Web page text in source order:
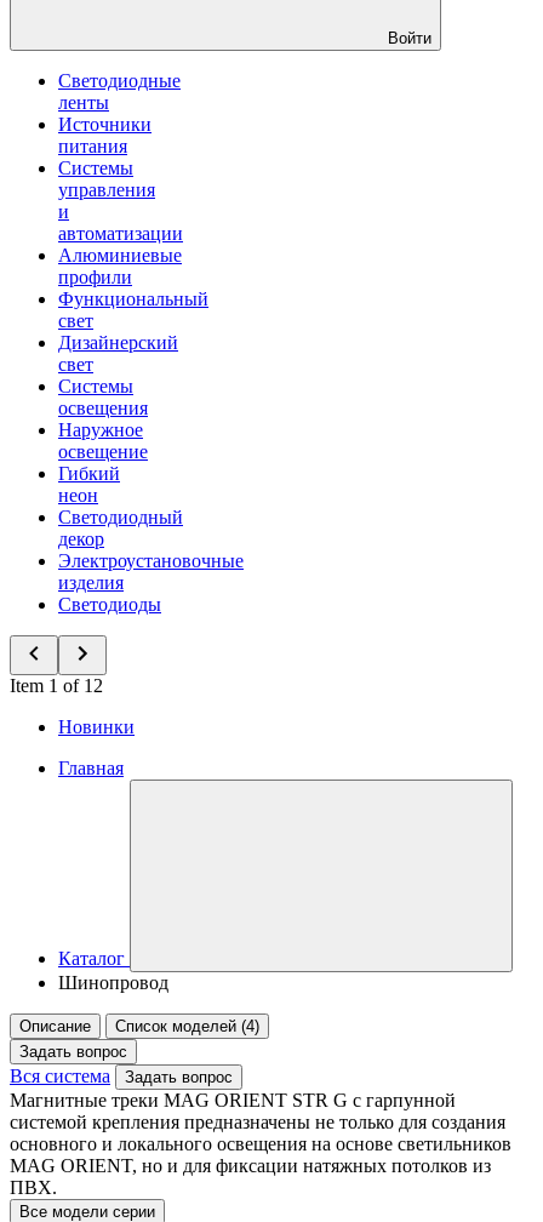
Войти
Светодиодные
ленты
Источники
питания
Системы
управления
и
автоматизации
Алюминиевые
профили
Функциональный
свет
Дизайнерский
свет
Системы
освещения
Наружное
освещение
Гибкий
неон
Светодиодный
декор
Электроустановочные
изделия
Светодиоды
Item 1 of 12
Новинки
Главная
Каталог
Шинопровод
Описание
Список моделей (4)
Задать вопрос
Вся система Задать вопрос
Магнитные треки MAG ORIENT STR G с гарпунной
системой крепления предназначены не только для создания
основного и локального освещения на основе светильников
MAG ORIENT, но и для фиксации натяжных потолков из
ПВХ.
Все модели серии